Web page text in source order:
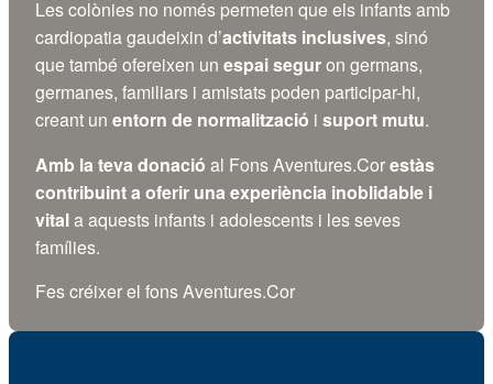
Les colònies no només permeten que els infants amb
cardiopatia gaudeixin d’activitats inclusives, sinó
que també ofereixen un espai seguron germans,
germanes, familiars i amistats poden participar-hi,
creant un entorn de normalització i suport mutu.
Amb la teva donació al Fons Aventures.Corestàs
contribuint a oferir una experiència inoblidable i
vitala aquests infants i adolescents i les seves
famílies.
Fes créixer el fons Aventures.Cor